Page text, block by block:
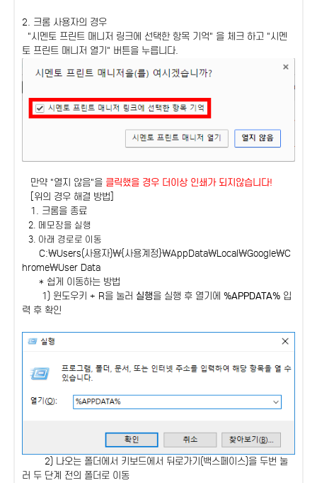
2. 크롬 사용자의 경우
"시멘토 프린트 매니저 링크에 선택한 항목 기억" 을 체크 하고 "시멘
토 프린트 매니저 열기" 버튼을 누릅니다.
만약 "열지 않음"을 클릭했을 경우 더이상 인쇄가 되지않습니다!
[위의 경우 해결 방법]
1. 크롬을 종료
2. 메모장을 실행
3. 아래 경로로 이동
C:\Users(사용자)\{사용계정}\AppData\Local\Google\C
hrome\User Data
* 쉽게 이동하는 방법
1) 윈도우키 + R을 눌러 실행을 실행 후 열기에 %APPDATA% 입
력 후 확인
2) 나오는 폴더에서 키보드에서 뒤로가기(백스페이스)을 두번 눌
러 두 단계 전의 폴더로 이동